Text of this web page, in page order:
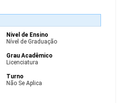
Nivel de Ensino
Nível de Graduação
Grau Acadêmico
Licenciatura
Turno
Não Se Aplica